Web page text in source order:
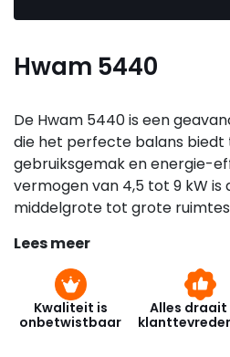
Hwam 5440
De Hwam 5440 is een
die het perfecte balans biedt
gebruiksgemak en energie-
vermogen van 4,5 tot 9 kW is
middelgrote tot grote
klassiek of eigentijds design
Een van de kenmerken die de
onderscheiden, is het Hwam
de verbranding automatisch
Lees meer
Kwaliteit is
onbetwistbaar
Alles draait